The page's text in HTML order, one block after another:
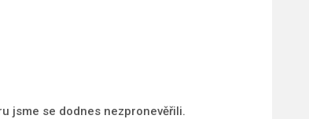
jsme se dodnes nezpronevěřili.